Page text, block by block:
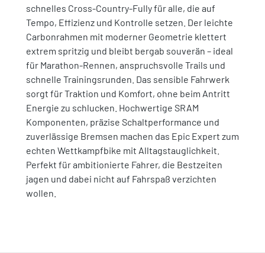
schnelles Cross-Country-Fully für alle, die auf
Tempo, Effizienz und Kontrolle setzen. Der leichte
Carbonrahmen mit moderner Geometrie klettert
extrem spritzig und bleibt bergab souverän – ideal
für Marathon-Rennen, anspruchsvolle Trails und
schnelle Trainingsrunden. Das sensible Fahrwerk
sorgt für Traktion und Komfort, ohne beim Antritt
Energie zu schlucken. Hochwertige SRAM
Komponenten, präzise Schaltperformance und
zuverlässige Bremsen machen das Epic Expert zum
echten Wettkampfbike mit Alltagstauglichkeit.
Perfekt für ambitionierte Fahrer, die Bestzeiten
jagen und dabei nicht auf Fahrspaß verzichten
wollen.